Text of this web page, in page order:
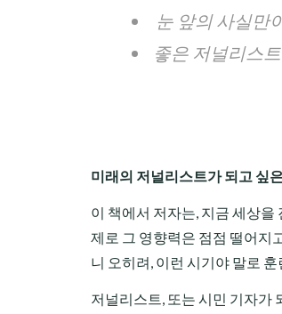
눈 앞의 사실만
좋은 저널리스
미래의 저널리스트가 되고 싶
이 책에서 저자는, 지금 세상
제로 그 영향력은 점점 떨어지
니 오히려, 이런 시기야 말로
저널리스트, 또는 시민 기자가